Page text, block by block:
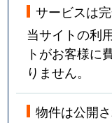
サービスは
当サイトの利
トがお客様に
りません。
物件は公開